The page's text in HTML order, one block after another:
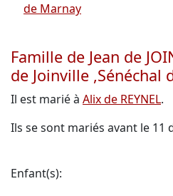
de Marnay
Famille de Jean de
de Joinville ,Sénéchal
Il est marié à Alix de REYNEL.
Ils se sont mariés avant le 11
Enfant(s):